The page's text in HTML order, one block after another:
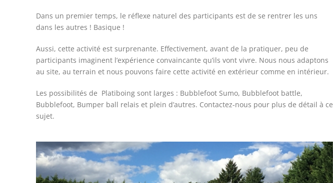
Dans un premier temps, le réflexe naturel des participants est de se rentrer les uns
dans les autres ! Basique !
Aussi, cette activité est surprenante. Effectivement, avant de la pratiquer, peu de
participants imaginent l’expérience convaincante qu’ils vont vivre. Nous nous adaptons
au site, au terrain et nous pouvons faire cette activité en extérieur comme en intérieur.
Les possibilités de Platiboing sont larges : Bubblefoot Sumo, Bubblefoot battle,
Bubblefoot, Bumper ball relais et plein d’autres. Contactez-nous pour plus de détail à ce
sujet.